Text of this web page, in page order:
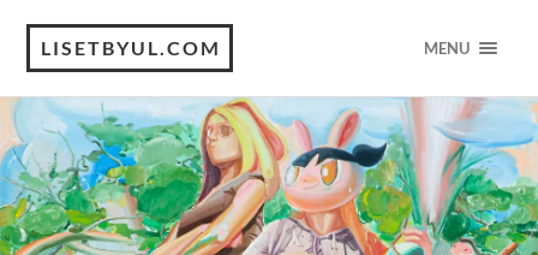
LISETBYUL.COM MENU